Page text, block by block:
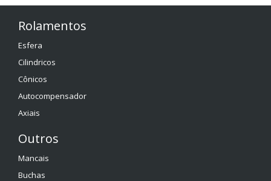
Rolamentos
Esfera
Cilindricos
Cônicos
Autocompensador
Axiais
Outros
Mancais
Buchas